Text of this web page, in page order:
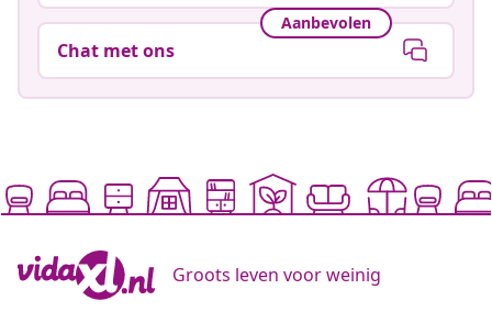
Aanbevolen
Chat met ons
Groots leven voor weinig